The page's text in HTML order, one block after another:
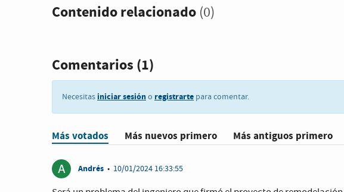
Contenido relacionado (0)
Comentarios (1)
Necesitas iniciar sesióno registrarte para comentar.
Más votados Más nuevos primero Más antiguos primero
A Andrés • 10/01/2024 16:33:55